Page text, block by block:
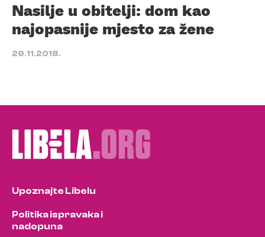
Nasilje u obitelji: dom kao
najopasnije mjesto za žene
29.11.2018.
Upoznajte Libelu
Politika ispravaka i
nadopuna